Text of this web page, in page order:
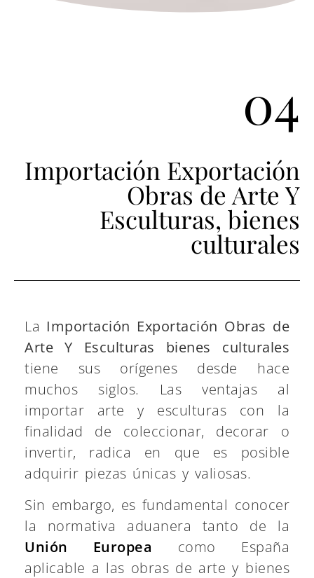
04
Importación Exportación
Obras de Arte Y
Esculturas, bienes
culturales
La Importación Exportación Obras de
Arte Y Esculturas bienes culturales
tiene sus orígenes desde hace
muchos siglos. Las ventajas al
importar arte y esculturas con la
finalidad de coleccionar, decorar o
invertir, radica en que es posible
adquirir piezas únicas y valiosas.
Sin embargo, es fundamental conocer
la normativa aduanera tanto de la
Unión Europea como España
aplicable a las obras de arte y bienes